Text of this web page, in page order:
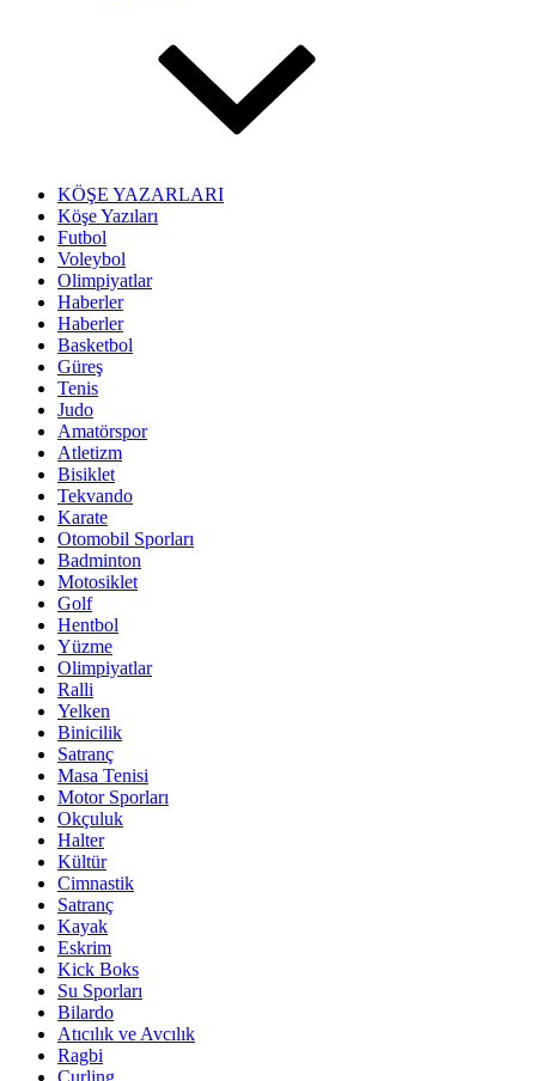
KÖŞE YAZARLARI
Köşe Yazıları
Futbol
Voleybol
Olimpiyatlar
Haberler
Haberler
Basketbol
Güreş
Tenis
Judo
Amatörspor
Atletizm
Bisiklet
Tekvando
Karate
Otomobil Sporları
Badminton
Motosiklet
Golf
Hentbol
Yüzme
Olimpiyatlar
Ralli
Yelken
Binicilik
Satranç
Masa Tenisi
Motor Sporları
Okçuluk
Halter
Kültür
Cimnastik
Satranç
Kayak
Eskrim
Kick Boks
Su Sporları
Bilardo
Atıcılık ve Avcılık
Ragbi
Curling